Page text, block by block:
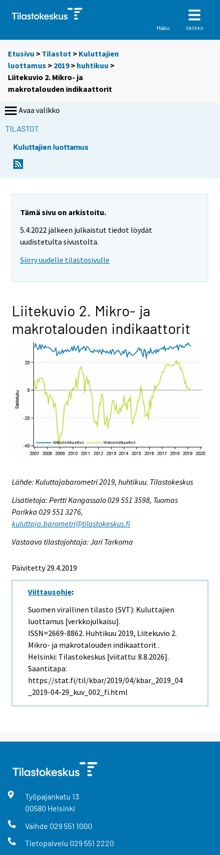
Haku Valikko
Etusivu > Tilastot > Kuluttajien
luottamus > 2019> huhtikuu >
Liitekuvio 2. Mikro- ja
makrotalouden indikaattorit
Avaa valikko
TILASTOT
Kuluttajien luottamus
Tämä sivu on arkistoitu.
5.4.2022 jälkeen julkaistut tiedot löydät
uudistetulta sivustolta.
Siirry uudelle tilastosivulle
Liitekuvio 2. Mikro- ja
makrotalouden indikaattorit
Lähde: Kuluttajabarometri 2019, huhtikuu. Tilastokeskus
Lisätietoja: Pertti Kangassalo 029 551 3598, Tuomas
Parikka 029 551 3276,
kuluttaja.barometri@tilastokeskus.fi
Vastaava tilastojohtaja: Jari Tarkoma
Päivitetty 29.4.2019
Viittausohje:
Suomen virallinen tilasto (SVT): Kuluttajien
luottamus [verkkojulkaisu].
ISSN=2669-8862. Huhtikuu 2019, Liitekuvio 2.
Mikro- ja makrotalouden indikaattorit .
Helsinki: Tilastokeskus [viitattu: 8.8.2026].
Saantitapa:
https://stat.fi/til/kbar/2019/04/kbar_2019_04
_2019-04-29_kuv_002_fi.html
Työpajankatu 13
00580 Helsinki
Vaihde 029 551 1000
Tietopalvelu 029 551 2220